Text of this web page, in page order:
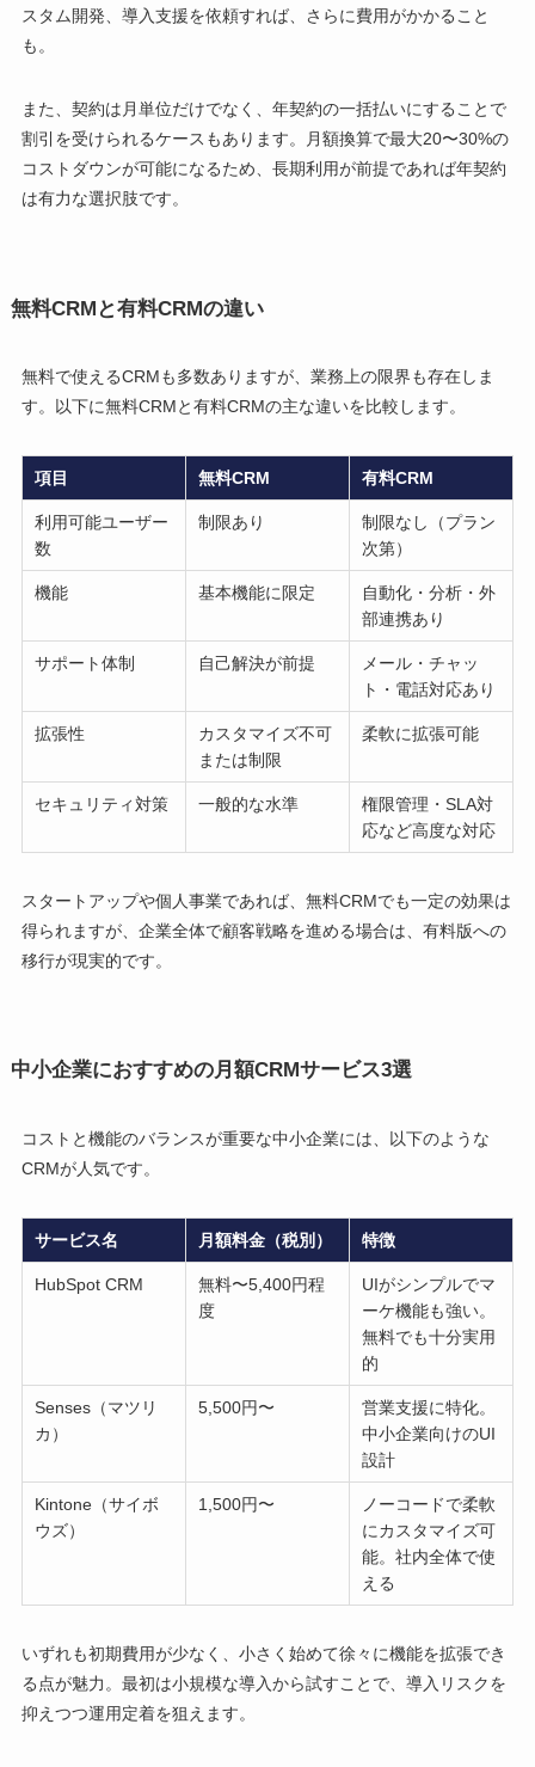
スタム開発、導入支援を依頼すれば、さらに費用がかかること
も。
また、契約は月単位だけでなく、年契約の一括払いにすることで
割引を受けられるケースもあります。月額換算で最大20〜30%の
コストダウンが可能になるため、長期利用が前提であれば年契約
は有力な選択肢です。
無料CRMと有料CRMの違い
無料で使えるCRMも多数ありますが、業務上の限界も存在しま
す。以下に無料CRMと有料CRMの主な違いを比較します。
項目 無料CRM 有料CRM
利用可能ユーザー
数
制限あり
制限なし（プラン
次第）
機能 基本機能に限定
自動化・分析・外
部連携あり
サポート体制 自己解決が前提
メール・チャッ
ト・電話対応あり
拡張性
カスタマイズ不可
または制限
柔軟に拡張可能
セキュリティ対策 一般的な水準
権限管理・SLA対
応など高度な対応
スタートアップや個人事業であれば、無料CRMでも一定の効果は
得られますが、企業全体で顧客戦略を進める場合は、有料版への
移行が現実的です。
中小企業におすすめの月額CRMサービス3選
コストと機能のバランスが重要な中小企業には、以下のような
CRMが人気です。
サービス名 月額料金（税別） 特徴
HubSpot CRM
無料〜5,400円程
度
UIがシンプルでマ
ーケ機能も強い。
無料でも十分実用
的
Senses（マツリ
カ）
5,500円〜
営業支援に特化。
中小企業向けのUI
設計
Kintone（サイボ
ウズ）
1,500円〜
ノーコードで柔軟
にカスタマイズ可
能。社内全体で使
える
いずれも初期費用が少なく、小さく始めて徐々に機能を拡張でき
る点が魅力。最初は小規模な導入から試すことで、導入リスクを
抑えつつ運用定着を狙えます。